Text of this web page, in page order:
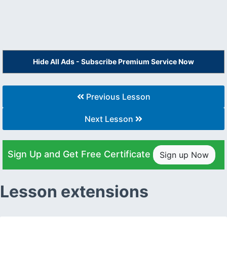
Hide All Ads - Subscribe Premium Service Now
Previous Lesson
Next Lesson
Sign Up and Get Free Certificate Sign up Now
Lesson extensions